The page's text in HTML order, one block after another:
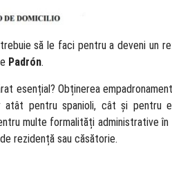
să le faci pentru a deveni un
Padrón.
esențial? Obținerea
pentru spanioli, cât și pentru
multe formalități administrative în
rezidență sau căsătorie.